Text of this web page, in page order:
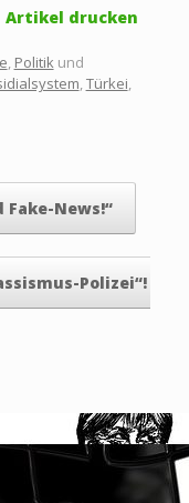
Artikel drucken
, Politikund
,Türkei,
Fake-News!“
Polizei“!